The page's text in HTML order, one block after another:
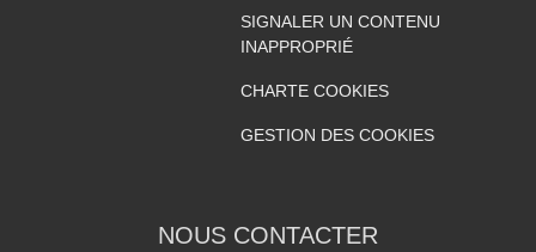
SIGNALER UN CONTENU
INAPPROPRIÉ
CHARTE COOKIES
GESTION DES COOKIES
NOUS CONTACTER